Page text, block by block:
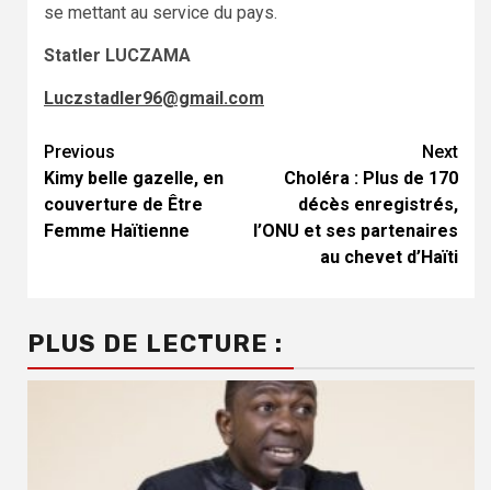
se mettant au service du pays.
Statler LUCZAMA
Luczstadler96@gmail.com
Continue
Reading
Previous
Kimy belle gazelle, en
couverture de Être
Femme Haïtienne
Next
Choléra : Plus de 170
décès enregistrés,
l’ONU et ses partenaires
au chevet d’Haïti
PLUS DE LECTURE :